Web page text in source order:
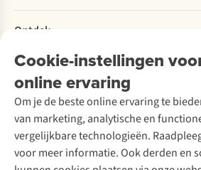
Cookie-instellingen
online ervaring
Om je de beste online ervaring te
van marketing, analytische en
vergelijkbare technologieën.
voor meer informatie. Ook derden en
Retourneren
Bestelling herroepen
Garantie
Contact
Verantwoord ondernemen
Over Ayacucho
Onze winkels
Over A.S.Adventure
Toegankelijkheidsverklaring
Ski-onderhoud
Wasservice
Schoenonderhoud
Schoenherstelling
Kledingherstelling
Retouches
Voor bedrijven
Ontdek
A.S.Magazine
Podcast
Explore Academy
Explore Camp
Gear Check
Inspiratie & advies
Meld je aan voor de nieuwsbrief
Follow us